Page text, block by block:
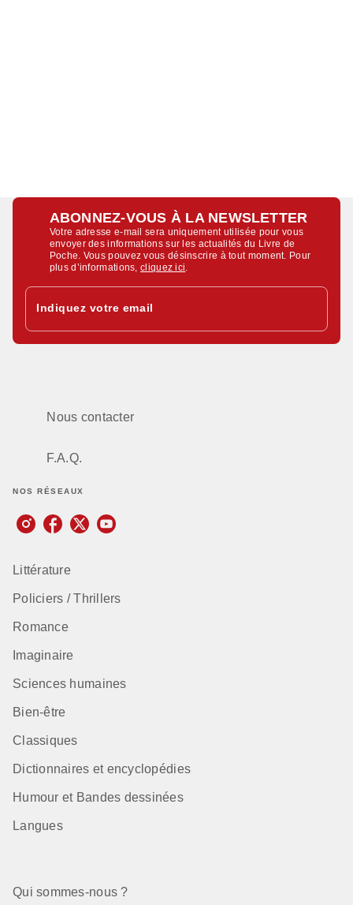
ABONNEZ-VOUS À LA NEWSLETTER
Votre adresse e-mail sera uniquement utilisée pour vous
envoyer des informations sur les actualités du Livre de
Poche. Vous pouvez vous désinscrire à tout moment. Pour
plus d’informations,cliquez ici
Indiquez votre email
Nous contacter
F.A.Q.
NOS RÉSEAUX
Littérature
Policiers / Thrillers
Romance
Imaginaire
Sciences humaines
Bien-être
Classiques
Dictionnaires et encyclopédies
Humour et Bandes dessinées
Langues
Qui sommes-nous ?